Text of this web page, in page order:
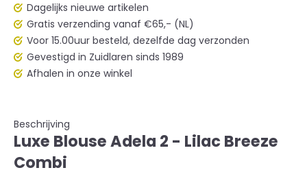
Dagelijks nieuwe artikelen
Gratis verzending vanaf €65,- (NL)
Voor 15.00uur besteld, dezelfde dag verzonden
Gevestigd in Zuidlaren sinds 1989
Afhalen in onze winkel
Beschrijving
Luxe Blouse Adela 2 - Lilac Breeze
Combi